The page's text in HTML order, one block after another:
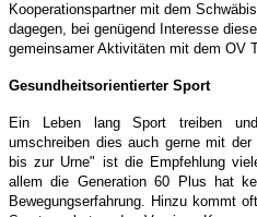
Kooperationspartner mit dem
dagegen, bei genügend Interesse
gemeinsamer Aktivitäten mit dem OV
Gesundheitsorientierter Sport
Ein Leben lang Sport treiben
umschreiben dies auch gerne mit
bis zur Urne" ist die Empfehlung
allem die Generation 60 Plus hat
Bewegungserfahrung. Hinzu kommt